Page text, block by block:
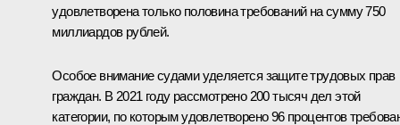
удовлетворена только половина требований на сумму 750
миллиардов рублей.
Особое внимание судами уделяется защите трудовых прав
граждан. В 2021 году рассмотрено 200 тысяч дел этой
категории, по которым удовлетворено 96 процентов